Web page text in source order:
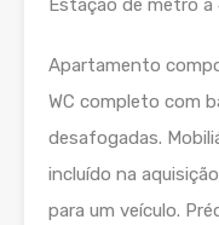
Estação de metro a
Apartamento
WC completo com
desafogadas.
incluído na
para um veículo.